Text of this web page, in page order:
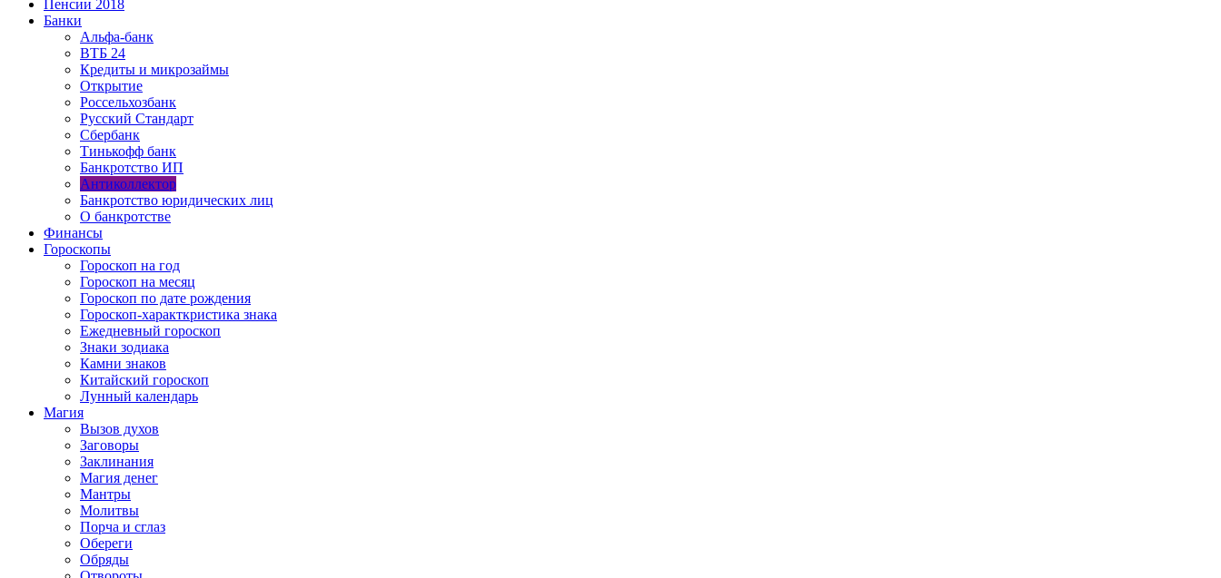
Пенсии 2018
Банки
Альфа-банк
ВТБ 24
Кредиты и микрозаймы
Открытие
Россельхозбанк
Русский Стандарт
Сбербанк
Тинькофф банк
Банкротство ИП
Антиколлектор
Банкротство юридических лиц
О банкротстве
Финансы
Гороскопы
Гороскоп на год
Гороскоп на месяц
Гороскоп по дате рождения
Гороскоп-характкристика знака
Ежедневный гороскоп
Знаки зодиака
Камни знаков
Китайский гороскоп
Лунный календарь
Магия
Вызов духов
Заговоры
Заклинания
Магия денег
Мантры
Молитвы
Порча и сглаз
Обереги
Обряды